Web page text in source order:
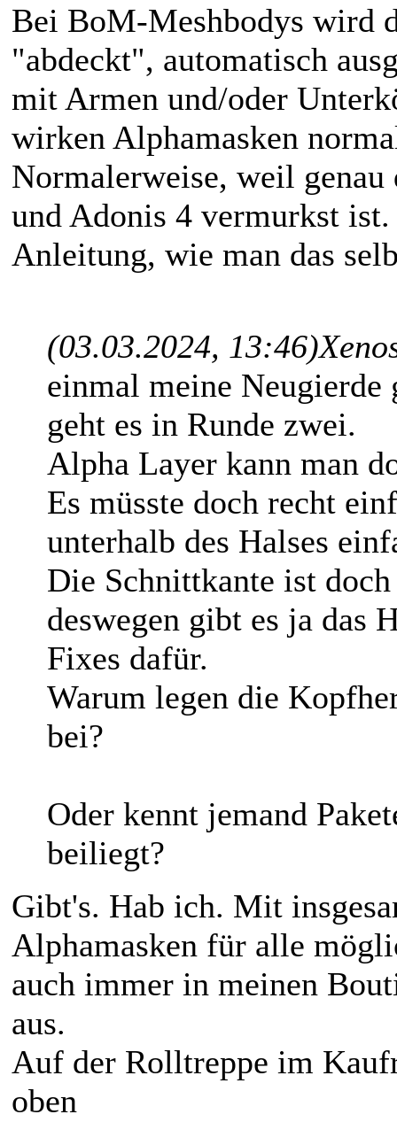
Bei BoM-Meshbodys wird
"abdeckt", automatisch
mit Armen und/oder
wirken Alphamasken
Normalerweise, weil genau
und Adonis 4 vermurkst
Anleitung, wie man das
(03.03.2024, 13:46)
einmal meine
geht es in Runde zwei.
Alpha Layer kann man
Es müsste doch recht
unterhalb des Halses
Die Schnittkante ist
deswegen gibt es ja das
Fixes dafür.
Warum legen die
bei?
Oder kennt jemand
beiliegt?
Gibt's. Hab ich. Mit
Alphamasken für alle
auch immer in meinen
aus.
Auf der Rolltreppe im
oben